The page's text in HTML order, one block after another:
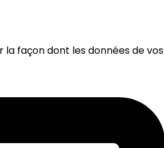
la façon dont les données de vos